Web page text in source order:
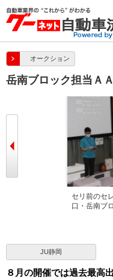
オークション
岳南ブロック担当Ａ
セリ前のセ
口・岳南ブ
JU静岡
８月の開催では過去最高